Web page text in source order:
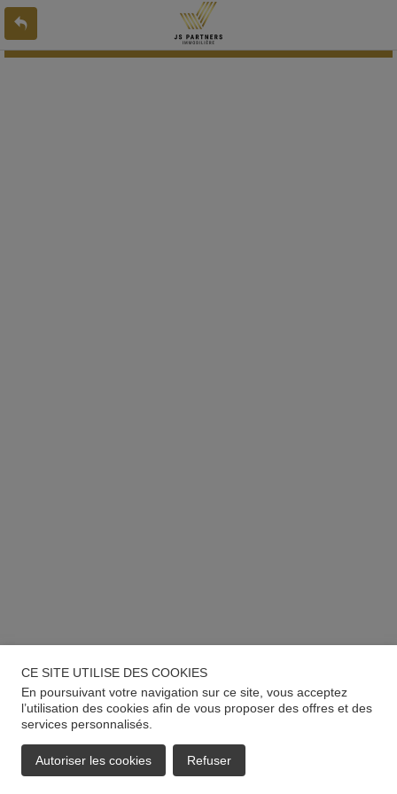
L'offre 9065927 n'existe pas ou n'est plus en ligne
CE SITE UTILISE DES COOKIES
En poursuivant votre navigation sur ce site, vous acceptez
l’utilisation des cookies afin de vous proposer des offres et des
services personnalisés.
Autoriser les cookies Refuser